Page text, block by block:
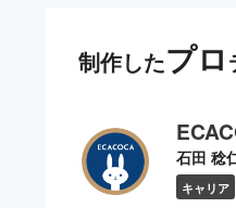
制作したプロ
石田 稔
キャリア